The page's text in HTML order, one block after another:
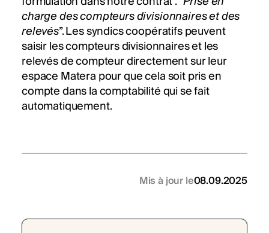
charge des compteurs divisionnaires et des
relevés”. Les syndics coopératifs peuvent
saisir les compteurs divisionnaires et les
relevés de compteur directement sur leur
espace Matera pour que cela soit pris en
compte dans la comptabilité qui se fait
automatiquement.
Mis à jour le08.09.2025